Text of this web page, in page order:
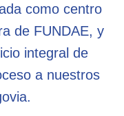
como centro
de FUNDAE, y
integral de
a nuestros